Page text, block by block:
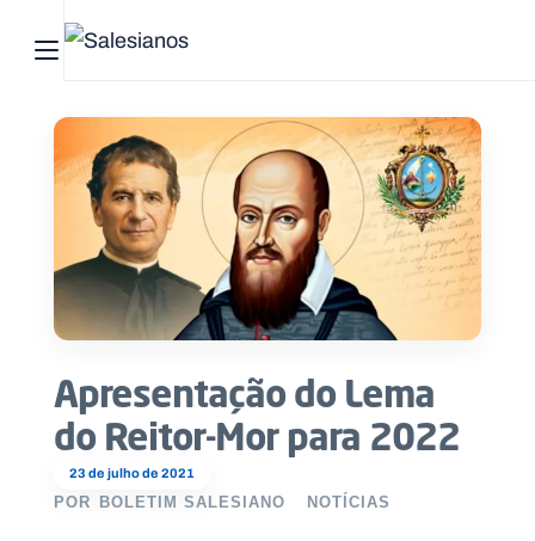
Abrir menu principal
23 de julho de 2021
Apresentação do Lema
do Reitor-Mor para 2022
POR BOLETIM SALESIANO NOTÍCIAS
Pesquisar no site
Início
Quem
somos
O
que
fazemos
Recursos